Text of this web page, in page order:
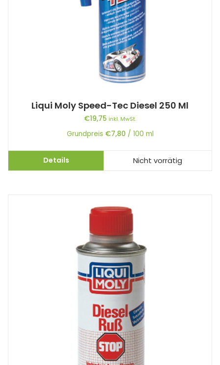
Liqui Moly Speed-Tec Diesel 250 Ml
€19,75 inkl. MwSt.
Grundpreis €7,80 / 100 ml
Details Nicht vorrätig